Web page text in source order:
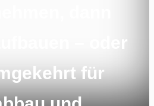
– oder
für